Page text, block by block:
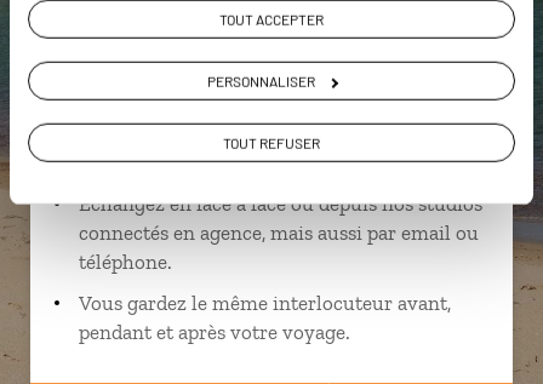
TOUT ACCEPTER
PERSONNALISER
TOUT REFUSER
Ils sauront organiser votre itinéraire au plus
près de vos envies et de la réalité du pays.
Échangez en face à face ou depuis nos studios
connectés en agence, mais aussi par email ou
téléphone.
Vous gardez le même interlocuteur avant,
pendant et après votre voyage.